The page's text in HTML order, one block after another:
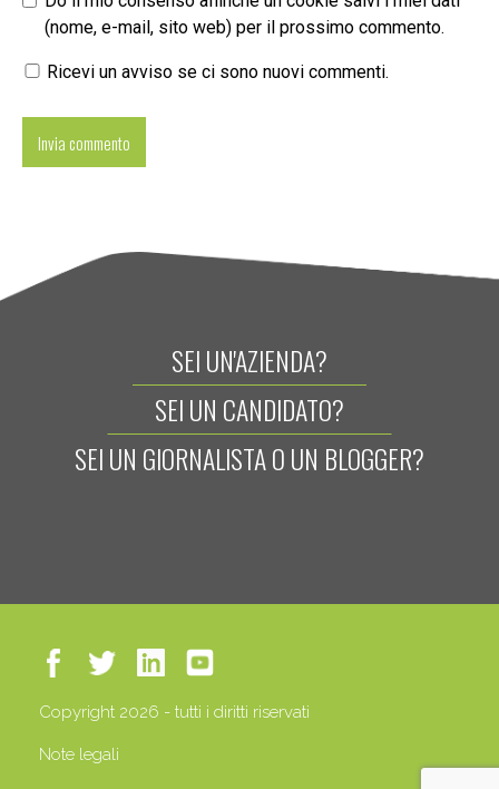
(nome, e-mail, sito web) per il prossimo commento.
Ricevi un avviso se ci sono nuovi commenti.
SEI UN'AZIENDA?
SEI UN CANDIDATO?
SEI UN GIORNALISTA O UN BLOGGER?
Copyright 2026 - tutti i diritti riservati
Note legali